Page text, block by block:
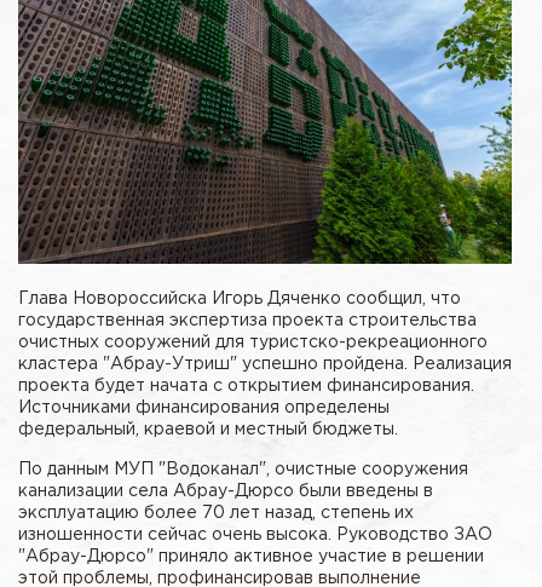
Глава Новороссийска Игорь Дяченко сообщил, что
государственная экспертиза проекта строительства
очистных сооружений для туристско-рекреационного
кластера "Абрау-Утриш" успешно пройдена. Реализация
проекта будет начата с открытием финансирования.
Источниками финансирования определены
федеральный, краевой и местный бюджеты.
По данным МУП "Водоканал", очистные сооружения
канализации села Абрау-Дюрсо были введены в
эксплуатацию более 70 лет назад, степень их
изношенности сейчас очень высока. Руководство ЗАО
"Абрау-Дюрсо" приняло активное участие в решении
этой проблемы, профинансировав выполнение